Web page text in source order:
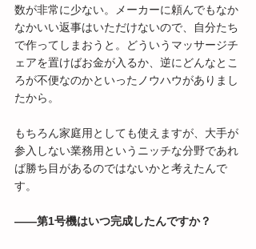
数が非常に少ない。メーカーに頼んでもなか
なかいい返事はいただけないので、自分たち
で作ってしまおうと。どういうマッサージチ
ェアを置けばお金が入るか、逆にどんなとこ
ろが不便なのかといったノウハウがありまし
たから。
もちろん家庭用としても使えますが、大手が
参入しない業務用というニッチな分野であれ
ば勝ち目があるのではないかと考えたんで
す。
――第1号機はいつ完成したんですか？